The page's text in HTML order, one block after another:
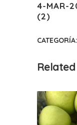
4-MAR-
(2)
CATEGORÍA: